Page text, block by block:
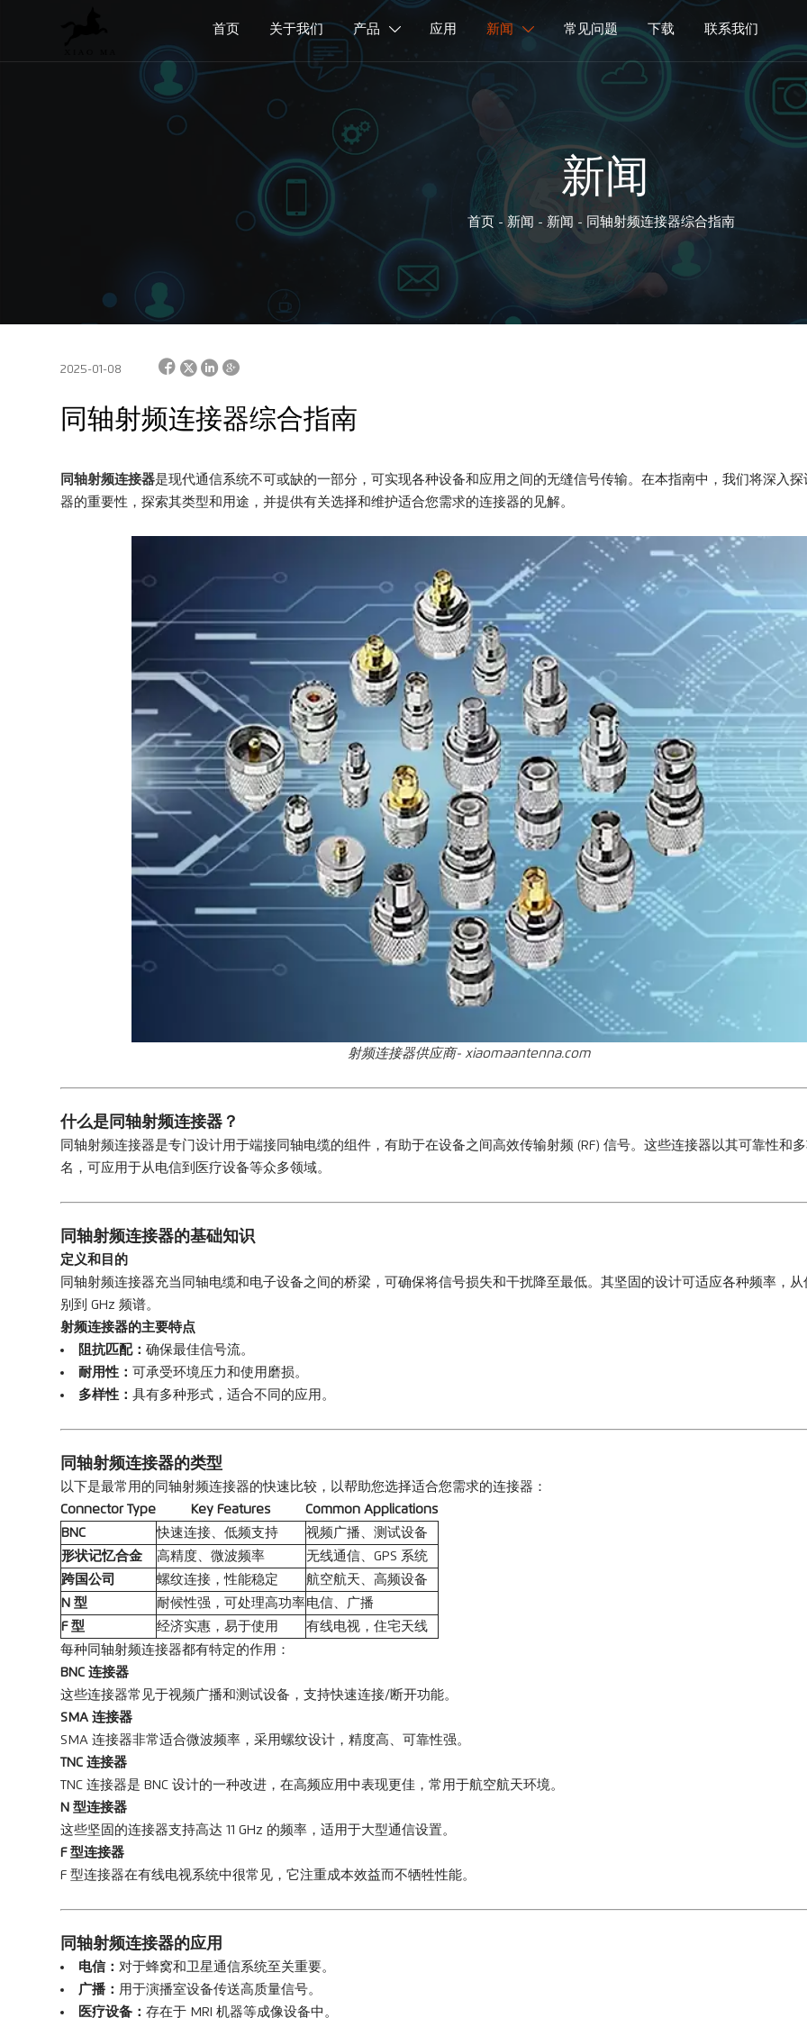
首页 关于我们 产品  应用 新闻  常见问题 下载 联系我们
新闻
首页 - 新闻 - 新闻 - 同轴射频连接器综合指南
2025-01-08    
同轴射频连接器综合指南
同轴射频连接器是现代通信系统不可或缺的一部分，可实现各种设备和应用之间的无缝信号传输。在本指南中，我们将深入探
器的重要性，探索其类型和用途，并提供有关选择和维护适合您需求的连接器的见解。
射频连接器供应商- xiaomaantenna.com
什么是同轴射频连接器？
同轴射频连接器是专门设计用于端接同轴电缆的组件，有助于在设备之间高效传输射频 (RF) 信号。这些连接器以其可靠性和
名，可应用于从电信到医疗设备等众多领域。
同轴射频连接器的基础知识
定义和目的
同轴射频连接器充当同轴电缆和电子设备之间的桥梁，可确保将信号损失和干扰降至最低。其坚固的设计可适应各种频率，从
别到 GHz 频谱。
射频连接器的主要特点
阻抗匹配：确保最佳信号流。
耐用性： 可承受环境压力和使用磨损。
多样性：具有多种形式，适合不同的应用。
同轴射频连接器的类型
以下是最常用的同轴射频连接器的快速比较，以帮助您选择适合您需求的连接器：
Connector Type
Key Features
Common Applications
BNC
快速连接、低频支持
视频广播、测试设备
形状记忆合金
高精度、微波频率
无线通信、GPS 系统
跨国公司
螺纹连接，性能稳定
航空航天、高频设备
N 型
耐候性强，可处理高功率电信、广播
F 型
经济实惠，易于使用
有线电视，住宅天线
每种同轴射频连接器都有特定的作用：
BNC 连接器
这些连接器常见于视频广播和测试设备，支持快速连接/断开功能。
SMA 连接器
SMA 连接器非常适合微波频率，采用螺纹设计，精度高、可靠性强。
TNC 连接器
TNC 连接器是 BNC 设计的一种改进，在高频应用中表现更佳，常用于航空航天环境。
N 型连接器
这些坚固的连接器支持高达 11 GHz 的频率，适用于大型通信设置。
F 型连接器
F 型连接器在有线电视系统中很常见，它注重成本效益而不牺牲性能。
同轴射频连接器的应用
电信：对于蜂窝和卫星通信系统至关重要。
广播： 用于演播室设备传送高质量信号。
医疗设备：存在于 MRI 机器等成像设备中。